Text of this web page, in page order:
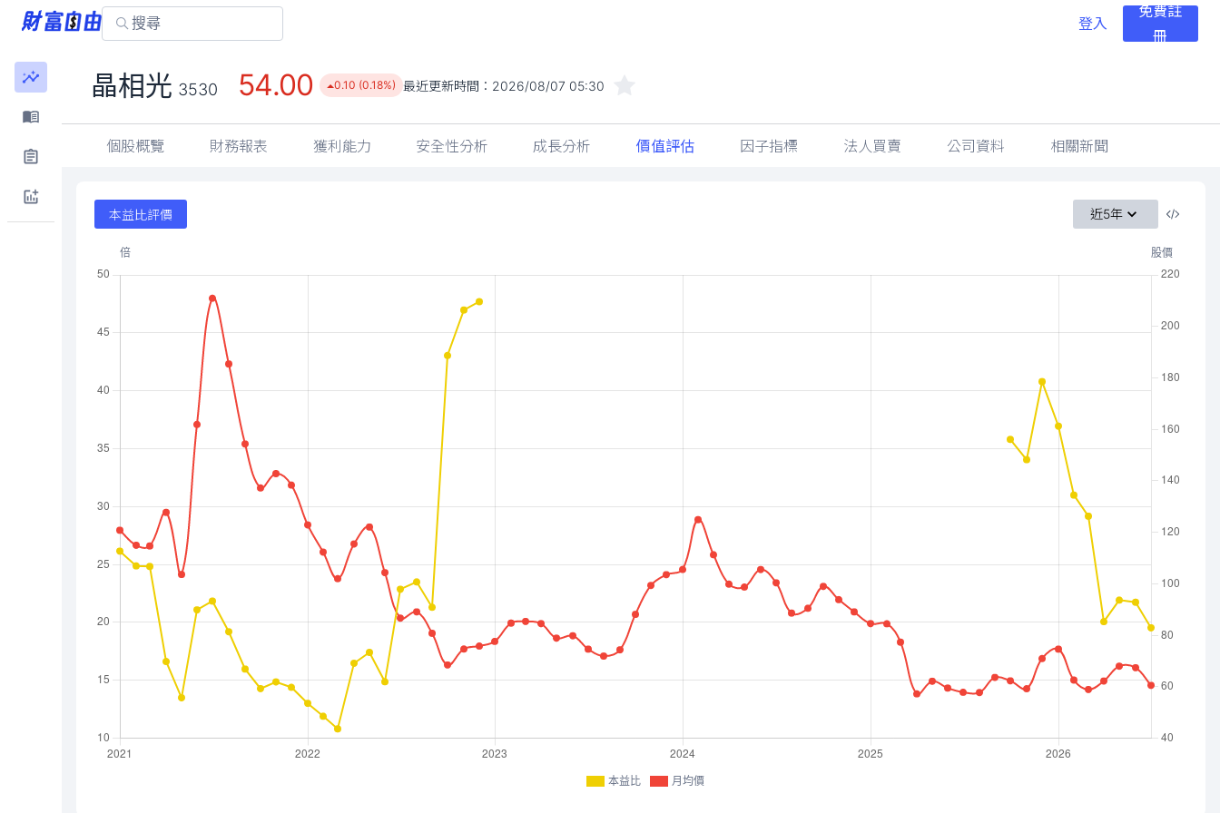
登入
免費註
冊
晶相光 3530 54.00 0.10 (0.18%) 最近更新時間： 2026/08/07 05:30
個股概覽 財務報表 獲利能力 安全性分析 成長分析 價值評估 因子指標 法人買賣 公司資料 相關新聞
本益比評價 近5年
本益比 月均價